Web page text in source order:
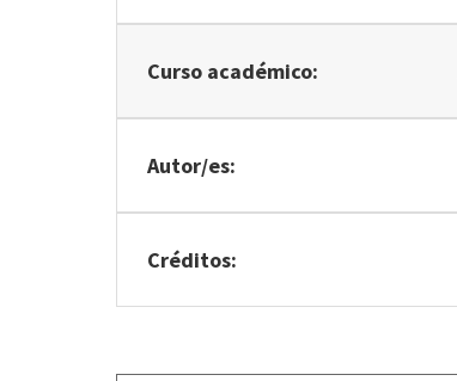
Curso académico:
Autor/es:
Créditos: